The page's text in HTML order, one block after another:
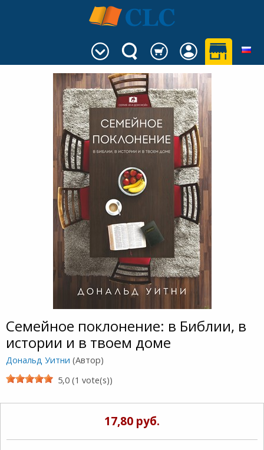
Семейное поклонение: в Библии, в
истории и в твоем доме
Дональд Уитни (Автор)
5,0 (1 vote(s))
17,80 руб.